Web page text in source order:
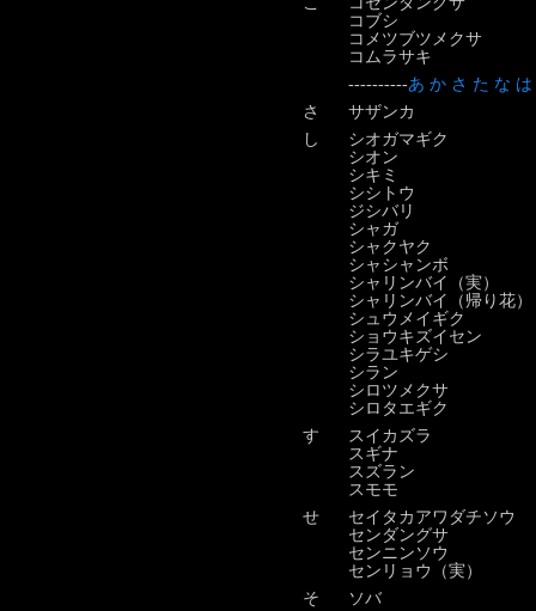
コブシ
コメツブツメクサ
コムラサキ
----------あ か さ た な は
さ
サザンカ
し
シオガマギク
シオン
シキミ
シシトウ
ジシバリ
シャガ
シャクヤク
シャシャンボ
シャリンバイ（実）
シャリンバイ（帰り花）
シュウメイギク
ショウキズイセン
シラユキゲシ
シラン
シロツメクサ
シロタエギク
す
スイカズラ
スギナ
スズラン
スモモ
せ
セイタカアワダチソウ
センダングサ
センニンソウ
センリョウ（実）
そ
ソバ